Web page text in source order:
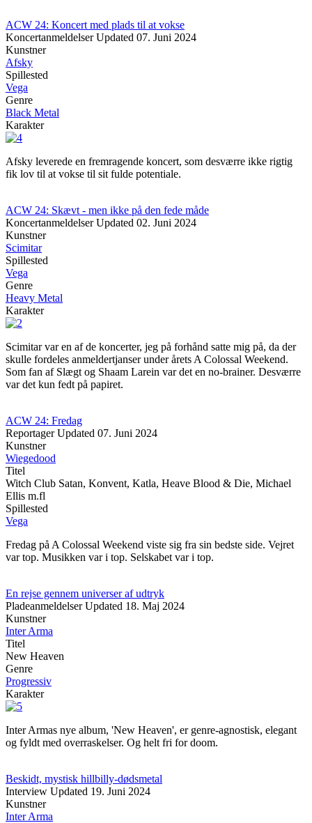
ACW 24: Koncert med plads til at vokse
Koncertanmeldelser Updated 07. Juni 2024
Kunstner
Afsky
Spillested
Vega
Genre
Black Metal
Karakter
Afsky leverede en fremragende koncert, som desværre ikke rigtig
fik lov til at vokse til sit fulde potentiale.
ACW 24: Skævt - men ikke på den fede måde
Koncertanmeldelser Updated 02. Juni 2024
Kunstner
Scimitar
Spillested
Vega
Genre
Heavy Metal
Karakter
Scimitar var en af de koncerter, jeg på forhånd satte mig på, da der
skulle fordeles anmeldertjanser under årets A Colossal Weekend.
Som fan af Slægt og Shaam Larein var det en no-brainer. Desværre
var det kun fedt på papiret.
ACW 24: Fredag
Reportager Updated 07. Juni 2024
Kunstner
Wiegedood
Titel
Witch Club Satan, Konvent, Katla, Heave Blood & Die, Michael
Ellis m.fl
Spillested
Vega
Fredag på A Colossal Weekend viste sig fra sin bedste side. Vejret
var top. Musikken var i top. Selskabet var i top.
En rejse gennem universer af udtryk
Pladeanmeldelser Updated 18. Maj 2024
Kunstner
Inter Arma
Titel
New Heaven
Genre
Progressiv
Karakter
Inter Armas nye album, 'New Heaven', er genre-agnostisk, elegant
og fyldt med overraskelser. Og helt fri for doom.
Beskidt, mystisk hillbilly-dødsmetal
Interview Updated 19. Juni 2024
Kunstner
Inter Arma